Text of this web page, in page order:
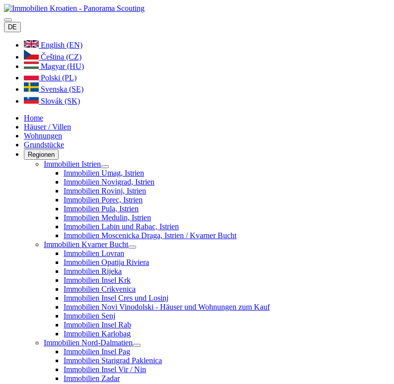
DE
English (EN)
Čeština (CZ)
Magyar (HU)
Polski (PL)
Svenska (SE)
Slovák (SK)
Home
Häuser / Villen
Wohnungen
Grundstücke
Regionen
Immobilien Istrien
Immobilien Umag, Istrien
Immobilien Novigrad, Istrien
Immobilien Rovinj, Istrien
Immobilien Porec, Istrien
Immobilien Pula, Istrien
Immobilien Medulin, Istrien
Immobilien Labin und Rabac, Istrien
Immobilien Moscenicka Draga, Istrien / Kvarner Bucht
Immobilien Kvarner Bucht
Immobilien Lovran
Immobilien Opatija Riviera
Immobilien Rijeka
Immobilien Insel Krk
Immobilien Crikvenica
Immobilien Insel Cres und Losinj
Immobilien Novi Vinodolski - Häuser und Wohnungen zum Kauf
Immobilien Senj
Immobilien Insel Rab
Immobilien Karlobag
Immobilien Nord-Dalmatien
Immobilien Insel Pag
Immobilien Starigrad Paklenica
Immobilien Insel Vir / Nin
Immobilien Zadar